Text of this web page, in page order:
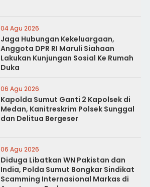
04 Agu 2026
Jaga Hubungan Kekeluargaan,
Anggota DPR RI Maruli Siahaan
Lakukan Kunjungan Sosial Ke Rumah
Duka
06 Agu 2026
Kapolda Sumut Ganti 2 Kapolsek di
Medan, Kanitreskrim Polsek Sunggal
dan Delitua Bergeser
06 Agu 2026
Diduga Libatkan WN Pakistan dan
India, Polda Sumut Bongkar Sindikat
Scamming Internasional Markas di